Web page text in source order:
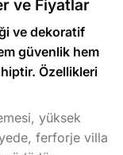
ve Fiyatlar
ve dekoratif
güvenlik hem
Özellikleri
yüksek
ferforje villa